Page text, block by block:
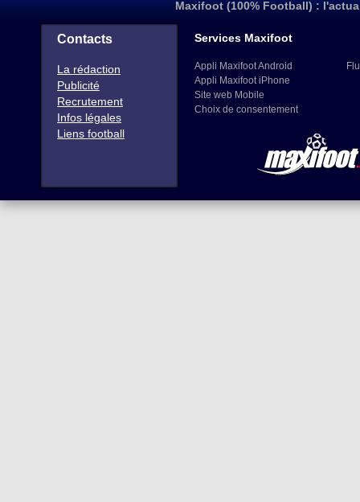
Maxifoot (100% Football) :
Contacts
La rédaction
Publicité
Recrutement
Infos légales
Liens football
Services Maxifoot
Appli Maxifoot Android
Appli Maxifoot iPhone
Site web Mobile
Choix de consentement